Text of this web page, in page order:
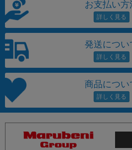
お支払い方
発送につい
商品につい